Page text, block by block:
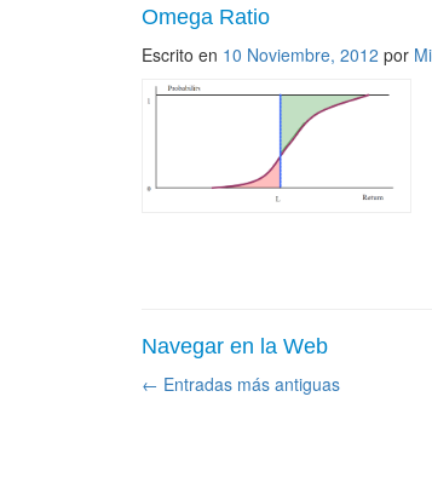
Omega Ratio
Escrito en 10 Noviembre, 2012 por
Navegar en la Web
← Entradas más antiguas